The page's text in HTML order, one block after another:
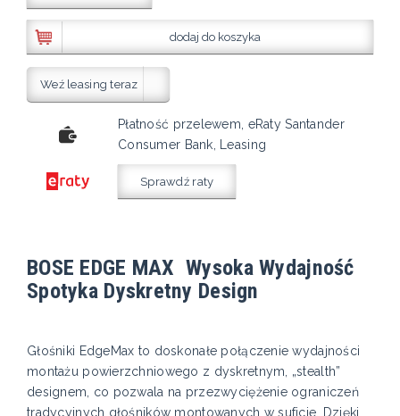
dodaj do koszyka
Weź leasing teraz
Płatność przelewem, eRaty Santander
Consumer Bank, Leasing
Sprawdź raty
BOSE EDGE MAX Wysoka Wydajność
Spotyka Dyskretny Design
Głośniki EdgeMax to doskonałe połączenie wydajności
montażu powierzchniowego z dyskretnym, „stealth”
designem, co pozwala na przezwyciężenie ograniczeń
tradycyjnych głośników montowanych w suficie. Dzięki